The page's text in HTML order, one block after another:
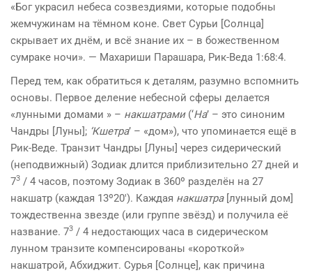
«Бог украсил небеса созвездиями, которые подобны
жемчужинам на тёмном коне. Свет Сурьи [Солнца]
скрывает их днём, и всё знание их – в божественном
сумраке ночи». — Махариши Парашара, Рик-Веда 1:68:4.
Перед тем, как обратиться к деталям, разумно вспомнить
основы. Первое деление небесной сферы делается
«лунными домами » – накшатрами (‘На’ – это синоним
Чандры [Луны]; ‘Кшетра’ – «дом»), что упоминается ещё в
Рик-Веде. Транзит Чандры [Луны] через сидерический
(неподвижный) Зодиак длится приблизительно 27 дней и
73 / 4 часов, поэтому Зодиак в 360º разделён на 27
накшатр (каждая 13º20′). Каждая накшатра[лунный дом]
тождественна звезде (или группе звёзд) и получила её
название. 73 / 4 недостающих часа в сидерическом
лунном транзите компенсированы «короткой»
накшатрой, Абхиджит. Сурья [Солнце], как причина